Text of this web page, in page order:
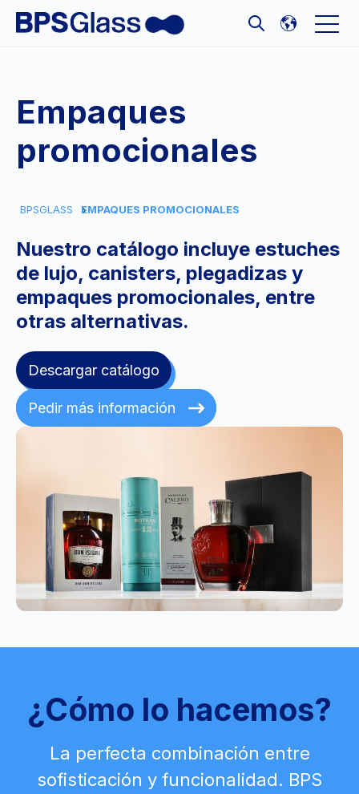
Open
Open search
Empaques
promocionales
BPSGLASS EMPAQUES PROMOCIONALES
Nuestro catálogo incluye estuches
de lujo, canisters, plegadizas y
empaques promocionales, entre
otras alternativas.
Descargar catálogo
Pedir más información
¿Cómo lo hacemos?
La perfecta combinación entre
sofisticación y funcionalidad. BPS